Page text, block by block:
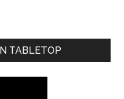
TABLETOP